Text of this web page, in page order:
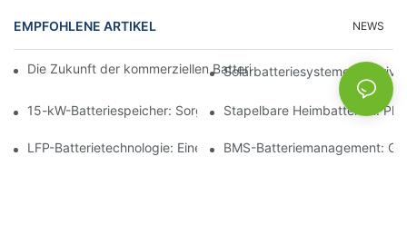
EMPFOHLENE ARTIKEL NEWS
Die Zukunft der kommerziellen Batteriespeicherung: Trends
Solarbatteriesysteme für
15-kW-Batteriespeicher: Sorgen Sie für eine sichere
Stapelbare Heimbatterien:
LFP-Batterietechnologie: Eine nachhaltige Wahl für die
BMS-Batteriemanagement: